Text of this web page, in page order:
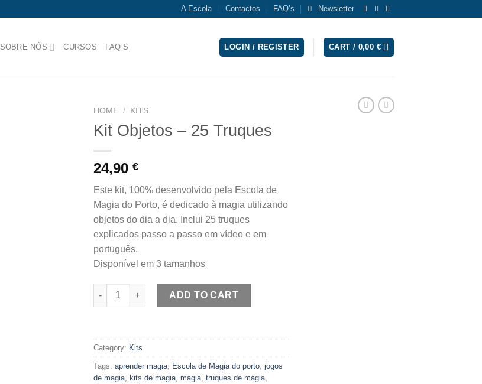
A Escola Contactos FAQ’s Newsletter
SOBRE NÓS CURSOS FAQ’S LOGIN / REGISTER CART / 0,00 €
HOME / KITS
Kit Objetos – 25 Truques
24,90 €
Este kit, 100% desenvolvido pela Escola de
Magia do Porto, é dedicado à magia utilizando
objetos do dia a dia. Inclui 25 truques
explicados passo a passo em vídeo e em
português.
Disponível em 3 tamanhos
Kit Objetos - 25 Truques quantity
ADD TO CART
Category: Kits
Tags: aprender magia Escola de Magia do porto jogos
de magia kits de magia magia truques de magia